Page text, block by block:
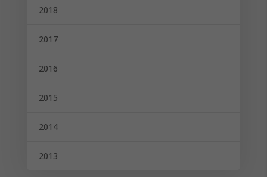
2018
2017
2016
2015
2014
2013